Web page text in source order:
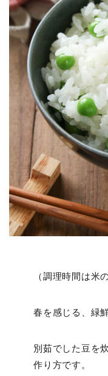
（調理時間は米
春を感じる、緑
別茹でした豆を
作り方です。